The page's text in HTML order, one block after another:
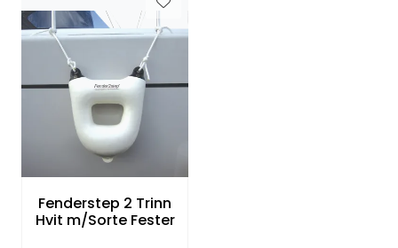
Fenderstep 2 Trinn
Hvit m/Sorte Fester